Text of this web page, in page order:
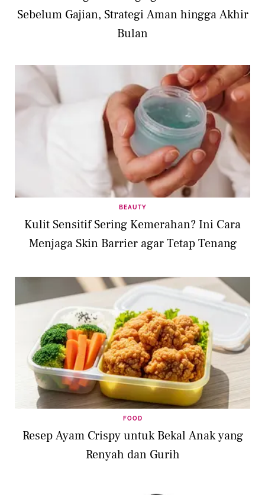
Sebelum Gajian, Strategi Aman hingga Akhir
Bulan
BEAUTY
Kulit Sensitif Sering Kemerahan? Ini Cara
Menjaga Skin Barrier agar Tetap Tenang
FOOD
Resep Ayam Crispy untuk Bekal Anak yang
Renyah dan Gurih